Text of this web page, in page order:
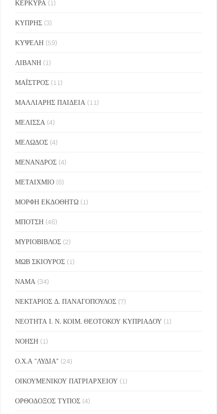
ΚΕΡΚΥΡΑ (1)
ΚΥΠΡΗΣ (3)
ΚΥΨΕΛΗ (59)
ΛΙΒΑΝΗ (1)
ΜΑΪΣΤΡΟΣ (11)
ΜΑΛΛΙΑΡΗΣ ΠΑΙΔΕΙΑ (11)
ΜΕΛΙΣΣΑ (4)
ΜΕΛΩΔΟΣ (4)
ΜΕΝΑΝΔΡΟΣ (4)
ΜΕΤΑΙΧΜΙΟ (6)
ΜΟΡΦΗ ΕΚΔΟΘΗΤΩ (1)
ΜΠΟΤΣΗ (46)
ΜΥΡΙΟΒΙΒΛΟΣ (2)
ΜΩΒ ΣΚΙΟΥΡΟΣ (1)
ΝΑΜΑ (34)
ΝΕΚΤΑΡΙΟΣ Δ. ΠΑΝΑΓΟΠΟΥΛΟΣ (7)
ΝΕΟΤΗΤΑ Ι. Ν. ΚΟΙΜ. ΘΕΟΤΟΚΟΥ ΚΥΠΡΙΑΔΟΥ (1)
ΝΟΗΣΗ (1)
Ο.Χ.Α "ΛΥΔΙΑ" (24)
ΟΙΚΟΥΜΕΝΙΚΟΥ ΠΑΤΡΙΑΡΧΕΙΟΥ (1)
ΟΡΘΟΔΟΞΟΣ ΤΥΠΟΣ (4)